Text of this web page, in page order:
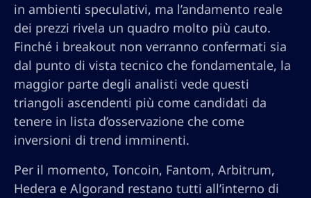
in ambienti speculativi, ma l’andamento reale
dei prezzi rivela un quadro molto più cauto.
Finché i breakout non verranno confermati sia
dal punto di vista tecnico che fondamentale, la
maggior parte degli analisti vede questi
triangoli ascendenti più come candidati da
tenere in lista d’osservazione che come
inversioni di trend imminenti.
Per il momento, Toncoin, Fantom, Arbitrum,
Hedera e Algorand restano tutti all’interno di